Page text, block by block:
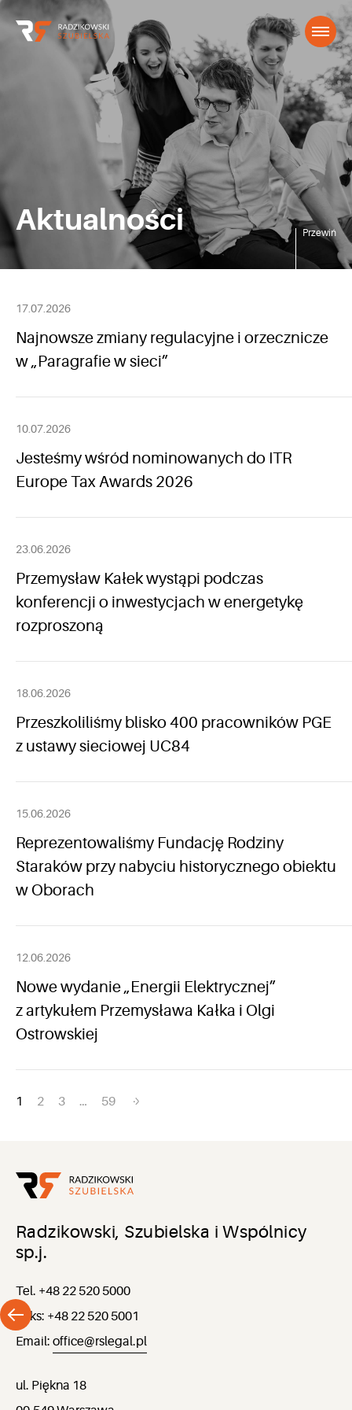
Aktualności Przewiń
17.07.2026
Najnowsze zmiany regulacyjne i orzecznicze
w „Paragrafie w sieci”
10.07.2026
Jesteśmy wśród nominowanych do ITR
Europe Tax Awards 2026
23.06.2026
Przemysław Kałek wystąpi podczas
konferencji o inwestycjach w energetykę
rozproszoną
18.06.2026
Przeszkoliliśmy blisko 400 pracowników PGE
z ustawy sieciowej UC84
15.06.2026
Reprezentowaliśmy Fundację Rodziny
Staraków przy nabyciu historycznego obiektu
w Oborach
12.06.2026
Nowe wydanie „Energii Elektrycznej”
z artykułem Przemysława Kałka i Olgi
Ostrowskiej
Nawigacja
1 2 3 … 59
Radzikowski, Szubielska i Wspólnicy
sp.j.
Tel. +48 22 520 5000
Faks: +48 22 520 5001
Email: office@rslegal.pl
ul. Piękna 18